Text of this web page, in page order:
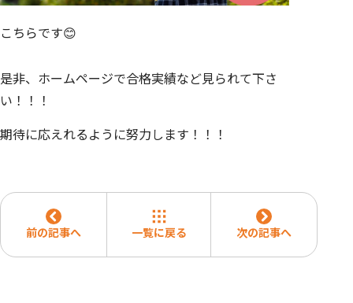
こちらです😊
是非、ホームページで合格実績など見られて下さ
い！！！
期待に応えれるように努力します！！！
前の記事へ 一覧に戻る 次の記事へ